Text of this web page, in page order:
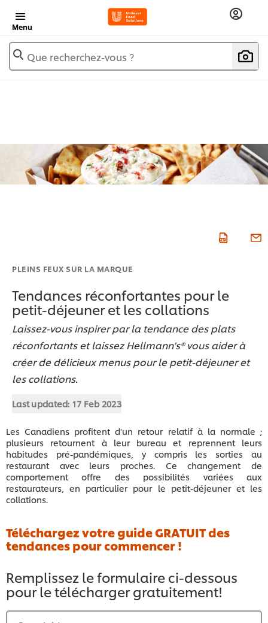
Menu
Que recherchez-vous ?
PLEINS FEUX SUR LA MARQUE
Tendances réconfortantes pour le
petit-déjeuner et les collations
Laissez-vous inspirer par la tendance des plats
réconfortants et laissez Hellmann's® vous aider à
créer de délicieux menus pour le petit-déjeuner et
les collations.
Last updated: 17 Feb 2023
Les Canadiens profitent d'un retour relatif à la normale ;
plusieurs retournent à leur bureau et reprennent leurs
habitudes pré-pandémiques, y compris les sorties au
restaurant avec leurs proches. Ce changement de
comportement offre des possibilités variées aux
restaurateurs, en particulier pour le petit-déjeuner et les
collations.
Téléchargez votre guide GRATUIT des
tendances pour commencer !
Remplissez le formulaire ci-dessous
pour le télécharger gratuitement!